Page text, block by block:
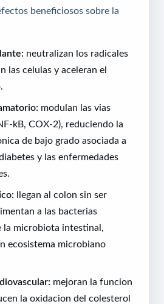
beneficiosos sobre la
neutralizan los radicales
las celulas y aceleran el
modulan las vias
kB, COX-2), reduciendo la
de bajo grado asociada a
y las enfermedades
llegan al colon sin ser
a las bacterias
la microbiota intestinal,
ecosistema microbiano
mejoran la funcion
la oxidacion del colesterol